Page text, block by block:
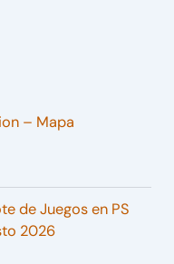
– Mapa
de Juegos en PS
2026